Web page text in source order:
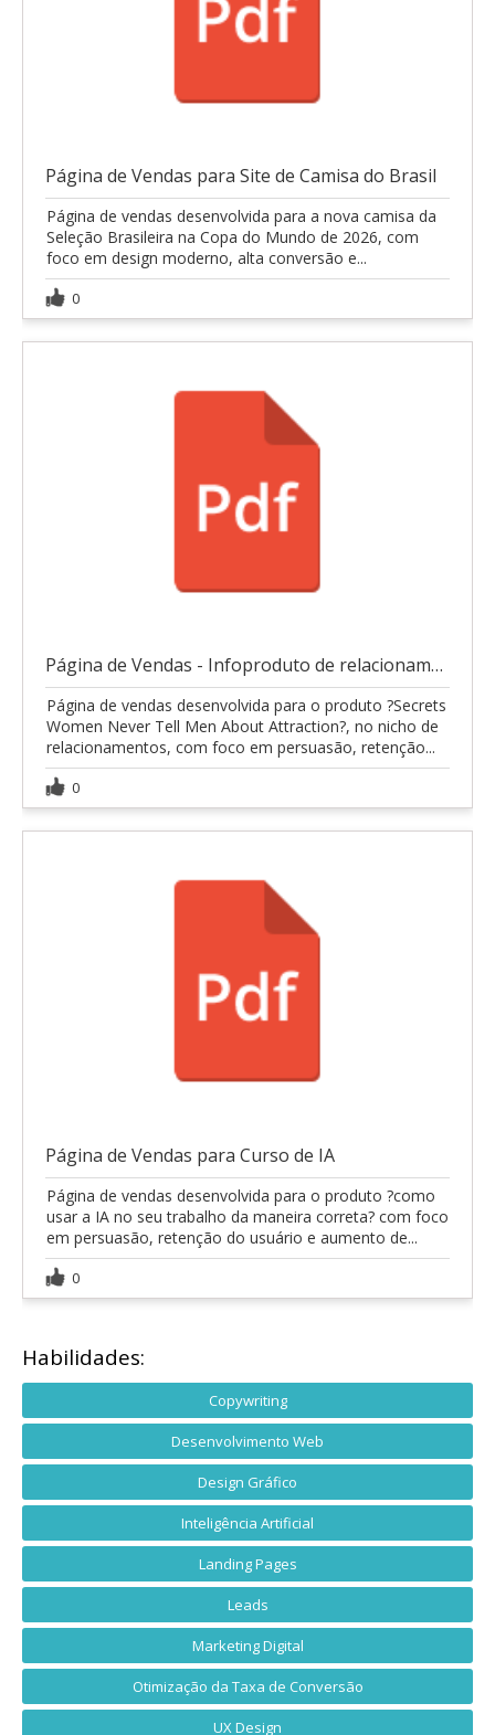
Página de Vendas para Site de Camisa do Brasil
Página de vendas desenvolvida para a nova camisa da
Seleção Brasileira na Copa do Mundo de 2026, com
foco em design moderno, alta conversão e...
0
Página de Vendas - Infoproduto de relacionamentos
Página de vendas desenvolvida para o produto ?Secrets
Women Never Tell Men About Attraction?, no nicho de
relacionamentos, com foco em persuasão, retenção...
0
Página de Vendas para Curso de IA
Página de vendas desenvolvida para o produto ?como
usar a IA no seu trabalho da maneira correta? com foco
em persuasão, retenção do usuário e aumento de...
0
Habilidades:
Copywriting
Desenvolvimento Web
Design Gráfico
Inteligência Artificial
Landing Pages
Leads
Marketing Digital
Otimização da Taxa de Conversão
UX Design